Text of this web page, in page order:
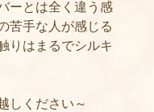
ーとは全く違う感
苦手な人が感じる
りはまるでシルキ
しください～